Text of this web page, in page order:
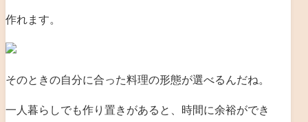
作れます。
そのときの自分に合った料理の形態が選べるんだね。
一人暮らしでも作り置きがあると、時間に余裕ができ